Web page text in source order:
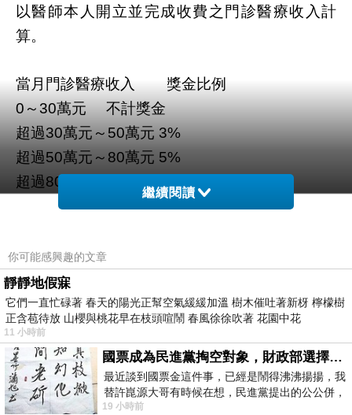
以醫師本人開立並完成收費之門診醫療收入計
算。
當月門診醫療收入 獎金比例
0～30萬元
不計獎金
超過30萬元～50萬元 3%
超過50萬元～ 80萬元 5%
超過80 萬元
30萬以下＝0%
30～50萬＝
50～70萬＝20萬×5%=10,000元
門診績效＝16,000元
三、手術績效
以實際完成之手術醫療收入計算。
繼續閱讀
你可能感興趣的文章
靜靜地假寐
它們一直忙碌著 春天的陽光正幫空氣緩緩加溫 樹木催吐著新枒 檸檬樹
正含苞待放 山櫻與桃花早在枝頭喧鬧 春風徐徐吹著 花園中花
11 小時前
國票成為民進黨掏空對象，財政部選擇性失憶
最近談到國票金這件事，已經是鬧得沸沸揚揚，我
替許崑源大哥有時候在想，民進黨提出的公公併，
其實就是想要國庫通黨庫，鬧出最大的醜
19 小時前